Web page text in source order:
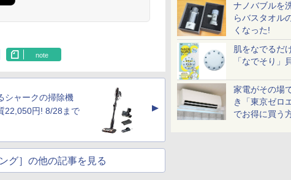
ナノバブルを
らバスタオル
くなった!
肌をなでるだ
「なでそり」
家電がその場
き「東京ゼロ
でお得に買う
note
シャークの掃除機
22,050円! 8/28まで
▲
グ］の他の記事を見る